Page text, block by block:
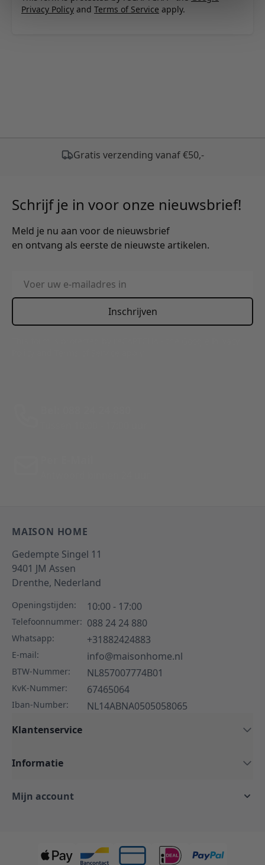
Privacy Policy and Terms of Service apply.
Schrijf je in voor onze nieuwsbrief!
Meld je nu aan voor de nieuwsbrief
en ontvang als eerste de nieuwste artikelen.
E-mailadres
Inschrijven
MAISON HOME
Gedempte Singel 11
9401 JM Assen
Drenthe, Nederland
Openingstijden: 10:00 - 17:00
Telefoonnummer: 088 24 24 880
Whatsapp: +31882424883
E-mail: info@maisonhome.nl
BTW-Nummer: NL857007774B01
KvK-Nummer: 67465064
Iban-Number:
NL14ABNA0505058065
Klantenservice
Informatie
Mijn account